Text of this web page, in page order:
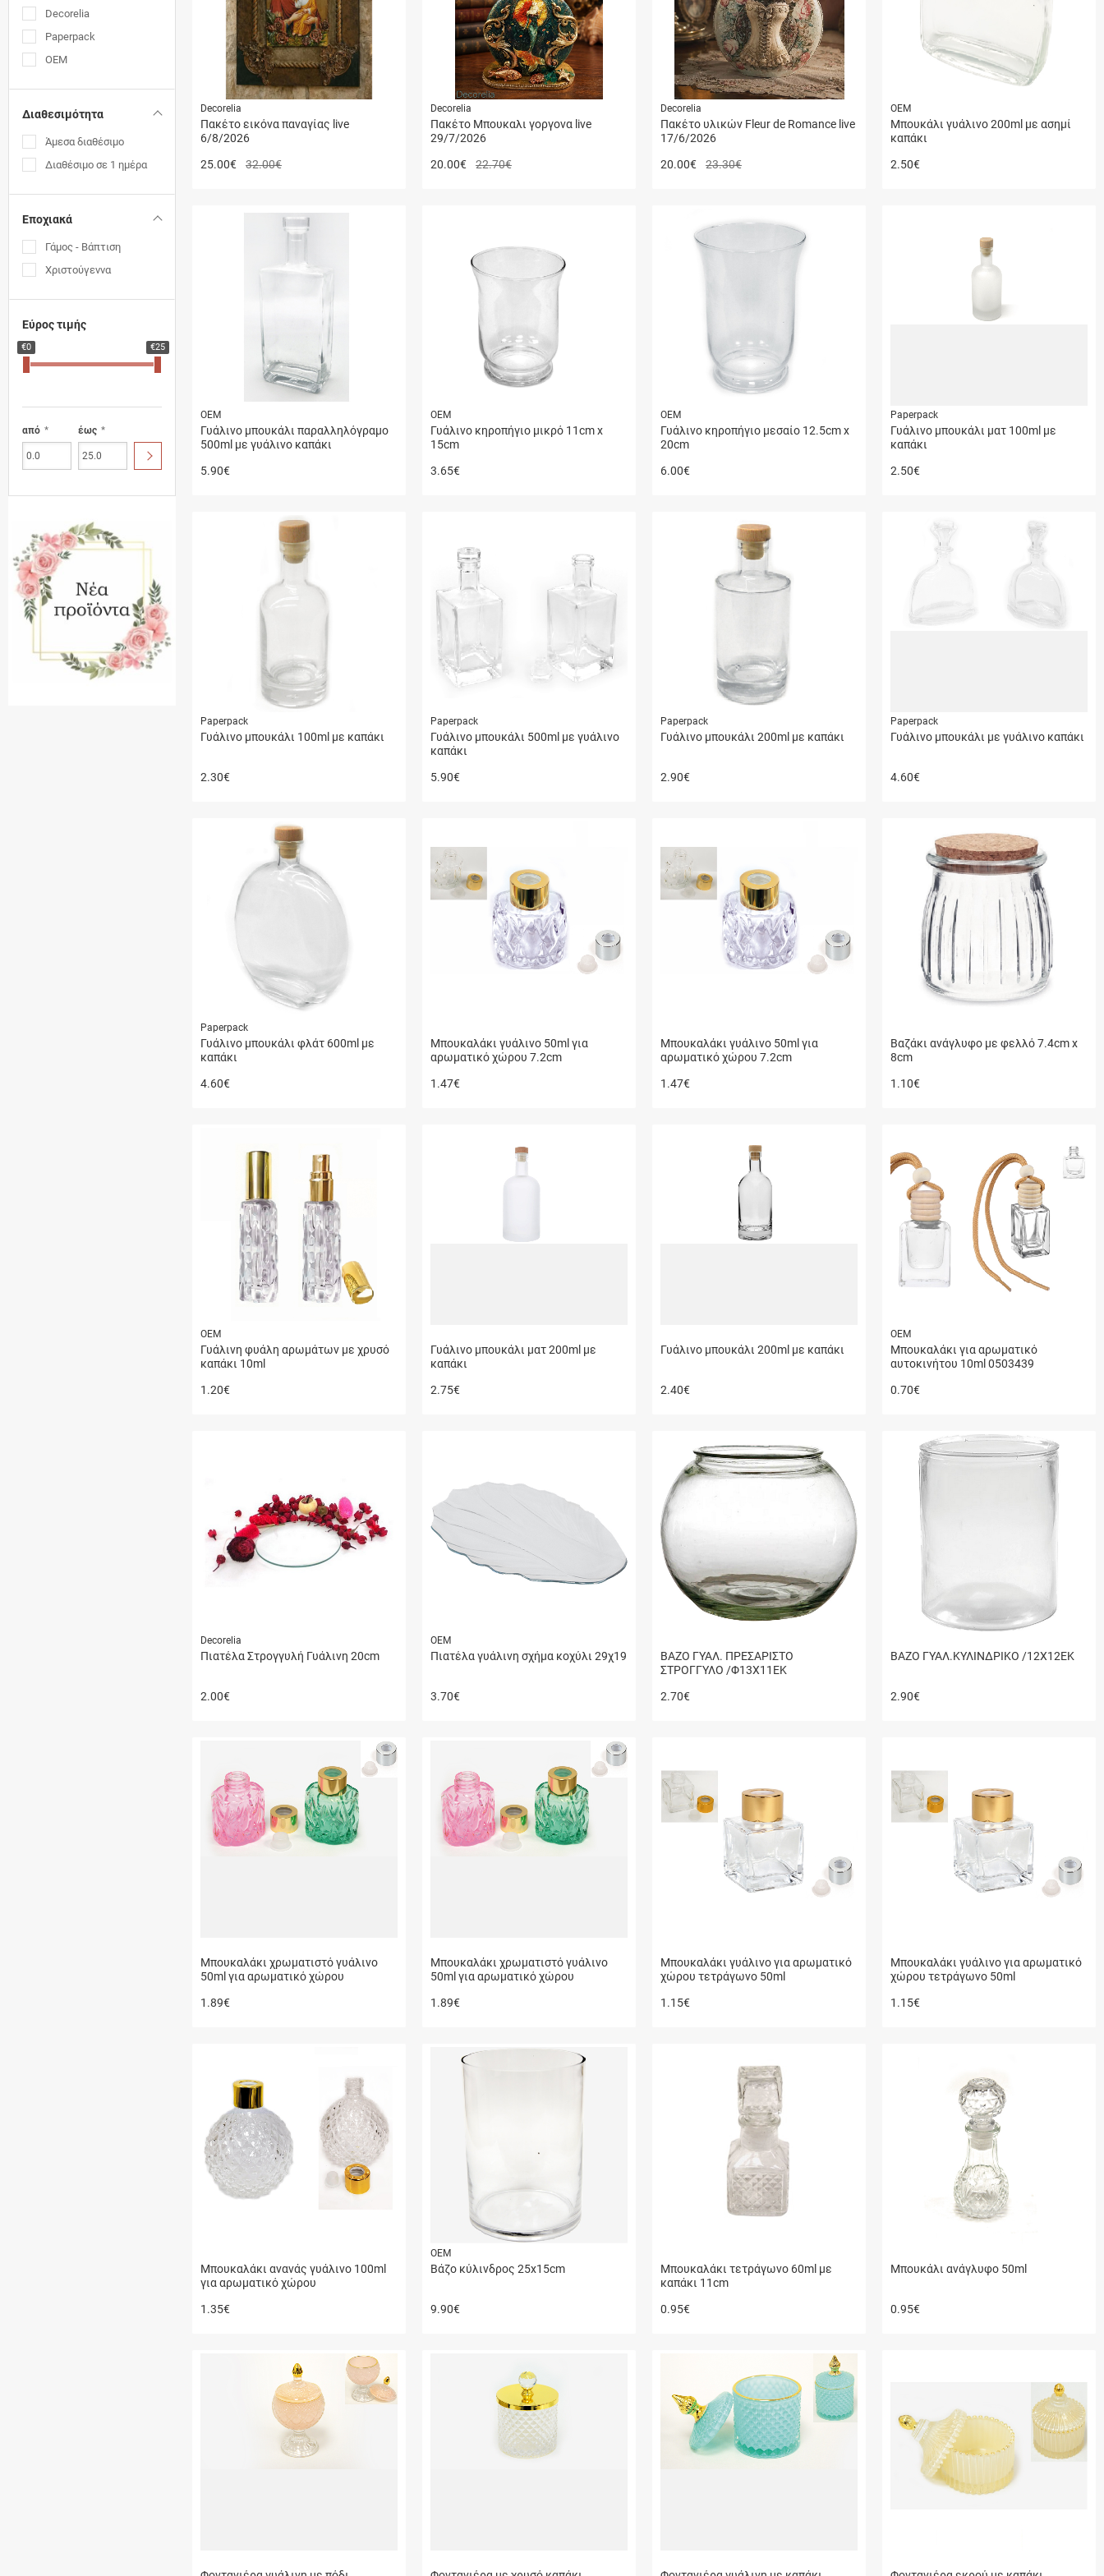
Decorelia
Paperpack
ΟΕΜ
Διαθεσιμότητα
Άμεσα διαθέσιμο
Διαθέσιμο σε 1 ημέρα
Εποχιακά
Γάμος - Βάπτιση
Χριστούγεννα
Εύρος τιμής
€0 €25
από έως
ΥΠΟΒΟΛΗ
Decorelia
Πακέτο εικόνα παναγίας live
6/8/2026
25.00€ 32.00€
Decorelia
Πακέτο Mπουκαλι γοργονα live
29/7/2026
20.00€ 22.70€
Decorelia
Πακέτο υλικών Fleur de Romance live
17/6/2026
20.00€ 23.30€
ΟΕΜ
Μπουκάλι γυάλινο 200ml με ασημί
καπάκι
2.50€
ΟΕΜ
Γυάλινο μπουκάλι παραλληλόγραμο
500ml με γυάλινο καπάκι
5.90€
ΟΕΜ
Γυάλινο κηροπήγιο μικρό 11cm x
15cm
3.65€
ΟΕΜ
Γυάλινο κηροπήγιο μεσαίο 12.5cm x
20cm
6.00€
Paperpack
Γυάλινο μπουκάλι ματ 100ml με
καπάκι
2.50€
Paperpack
Γυάλινο μπουκάλι 100ml με καπάκι
2.30€
Paperpack
Γυάλινο μπουκάλι 500ml με γυάλινο
καπάκι
5.90€
Paperpack
Γυάλινο μπουκάλι 200ml με καπάκι
2.90€
Paperpack
Γυάλινο μπουκάλι με γυάλινο καπάκι
4.60€
Paperpack
Γυάλινο μπουκάλι φλάτ 600ml με
καπάκι
4.60€
Μπουκαλάκι γυάλινο 50ml για
αρωματικό χώρου 7.2cm
1.47€
Μπουκαλάκι γυάλινο 50ml για
αρωματικό χώρου 7.2cm
1.47€
Βαζάκι ανάγλυφο με φελλό 7.4cm x
8cm
1.10€
ΟΕΜ
Γυάλινη φυάλη αρωμάτων με χρυσό
καπάκι 10ml
1.20€
Γυάλινο μπουκάλι ματ 200ml με
καπάκι
2.75€
Γυάλινο μπουκάλι 200ml με καπάκι
2.40€
ΟΕΜ
Μπουκαλάκι για αρωματικό
αυτοκινήτου 10ml 0503439
0.70€
Decorelia
Πιατέλα Στρογγυλή Γυάλινη 20cm
2.00€
ΟΕΜ
Πιατέλα γυάλινη σχήμα κοχύλι 29χ19
3.70€
ΒΑΖΟ ΓΥΑΛ. ΠΡΕΣΑΡΙΣΤΟ
ΣΤΡΟΓΓΥΛΟ /Φ13Χ11ΕΚ
2.70€
ΒΑΖΟ ΓΥΑΛ.ΚΥΛΙΝΔΡΙΚΟ /12X12EK
2.90€
Μπουκαλάκι χρωματιστό γυάλινο
50ml για αρωματικό χώρου
1.89€
Μπουκαλάκι χρωματιστό γυάλινο
50ml για αρωματικό χώρου
1.89€
Μπουκαλάκι γυάλινο για αρωματικό
χώρου τετράγωνο 50ml
1.15€
Μπουκαλάκι γυάλινο για αρωματικό
χώρου τετράγωνο 50ml
1.15€
Μπουκαλάκι ανανάς γυάλινο 100ml
για αρωματικό χώρου
1.35€
ΟΕΜ
Βάζο κύλινδρος 25x15cm
9.90€
Μπουκαλάκι τετράγωνο 60ml με
καπάκι 11cm
0.95€
Μπουκάλι ανάγλυφο 50ml
0.95€